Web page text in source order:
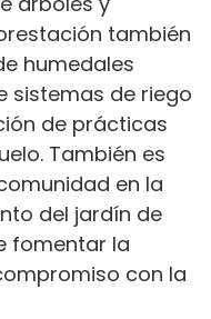
también
humedales
sistemas de riego
de prácticas
También es
en la
del jardín de
fomentar la
con la